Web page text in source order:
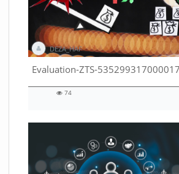
DEZA_HAF
05:33 duration
74